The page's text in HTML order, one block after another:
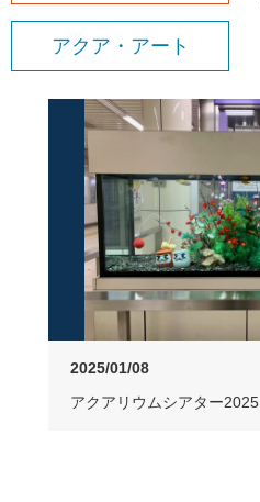
アクア・アート
2025/01/08
アクアリウムシアター